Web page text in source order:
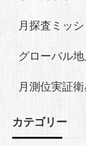
月探査ミッ
グローバル
月測位実証
カテゴリー